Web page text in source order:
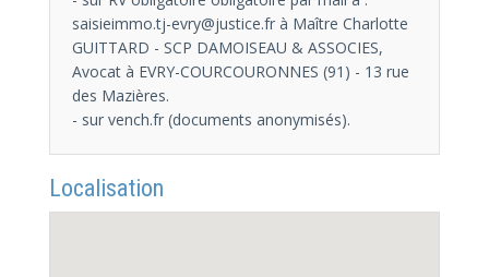
saisieimmo.tj-evry@justice.fr à Maître Charlotte
GUITTARD - SCP DAMOISEAU & ASSOCIES,
Avocat à EVRY-COURCOURONNES (91) - 13 rue
des Mazières.
- sur vench.fr (documents anonymisés).
Localisation